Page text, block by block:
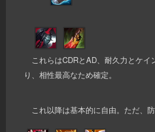
これらはCDRとAD、耐久力とケイ
り、相性最高なため確定。
これ以降は基本的に自由。ただ、防